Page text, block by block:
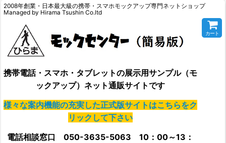
2008年創業・日本最大級の携帯・スマホモックアップ専門ネットショップ
Managed by Hirama Tsushin Co.ltd
携帯電話・スマホ・タブレットの展示用サンプル（モ
ックアップ）ネット通販サイトです
様々な案内機能の充実した正式版サイトはこちらをク
リックして下さい
電話相談窓口 050-3635-5063 10：00～13：
カート